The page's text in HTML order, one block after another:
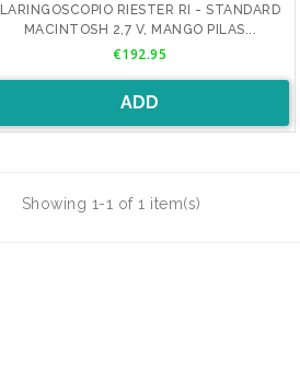
LARINGOSCOPIO RIESTER RI - STANDARD
MACINTOSH 2,7 V, MANGO PILAS...
Price
€192.95
ADD
Showing 1-1 of 1 item(s)